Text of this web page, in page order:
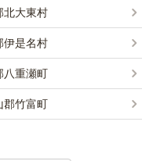
北大東村
伊是名村
八重瀬町
郡竹富町